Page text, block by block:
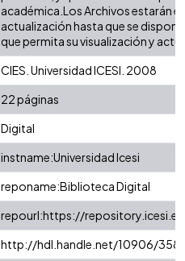
académica.Los Archivos estarán
actualización hasta que se
que permita su visualización y
CIES. Universidad ICESI. 2008
22 páginas
Digital
instname:Universidad Icesi
reponame:Biblioteca Digital
repourl:https://
http://hdl.handle.net/10906/